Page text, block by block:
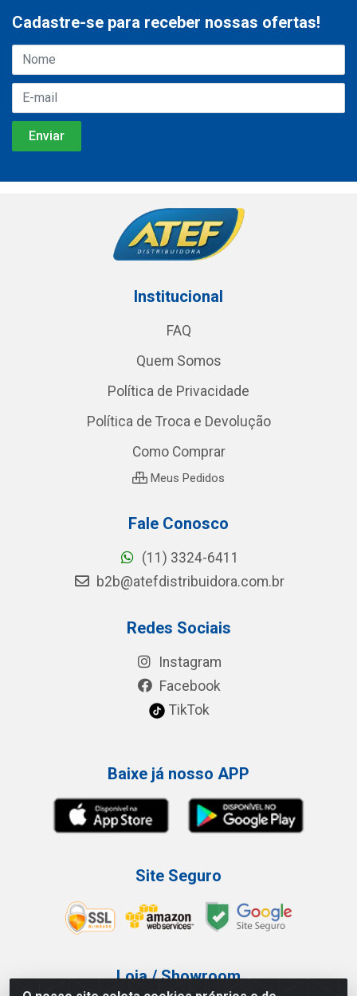
Cadastre-se para receber nossas ofertas!
Institucional
FAQ
Quem Somos
Política de Privacidade
Política de Troca e Devolução
Como Comprar
Meus Pedidos
Fale Conosco
(11) 3324-6411
b2b@atefdistribuidora.com.br
Redes Sociais
Instagram
Facebook
TikTok
Baixe já nosso APP
Site Seguro
Loja / Showroom